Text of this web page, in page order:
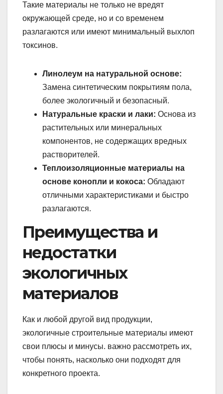
Такие материалы не только не вредят
окружающей среде, но и со временем
разлагаются или имеют минимальный выхлоп
токсинов.
Линолеум на натуральной основе:
Замена синтетическим покрытиям пола,
более экологичный и безопасный.
Натуральные краски и лаки: Основа из
растительных или минеральных
компонентов, не содержащих вредных
растворителей.
Теплоизоляционные материалы на
основе конопли и кокоса: Обладают
отличными характеристиками и быстро
разлагаются.
Преимущества и
недостатки
экологичных
материалов
Как и любой другой вид продукции,
экологичные строительные материалы имеют
свои плюсы и минусы. важно рассмотреть их,
чтобы понять, насколько они подходят для
конкретного проекта.